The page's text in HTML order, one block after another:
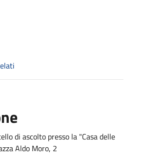
di ascolto presso la "Casa delle
Aldo Moro, 2